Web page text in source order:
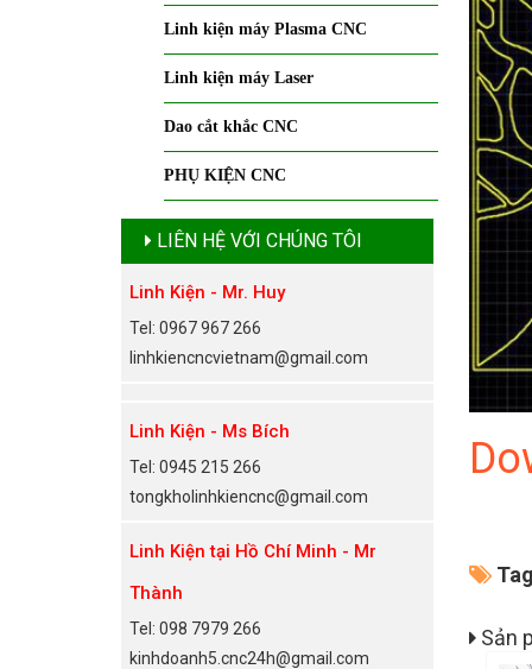
Linh kiện máy Plasma CNC
Linh kiện máy Laser
Dao cắt khắc CNC
PHỤ KIỆN CNC
LIÊN HỆ VỚI CHÚNG TÔI
Linh Kiện - Mr. Huy
Tel: 0967 967 266
linhkiencncvietnam@gmail.com
Linh Kiện - Ms Bích
Tel: 0945 215 266
tongkholinhkiencnc@gmail.com
Linh Kiện tại Hồ Chí Minh - Mr
Thành
Tel: 098 7979 266
kinhdoanh5.cnc24h@gmail.com
Sản